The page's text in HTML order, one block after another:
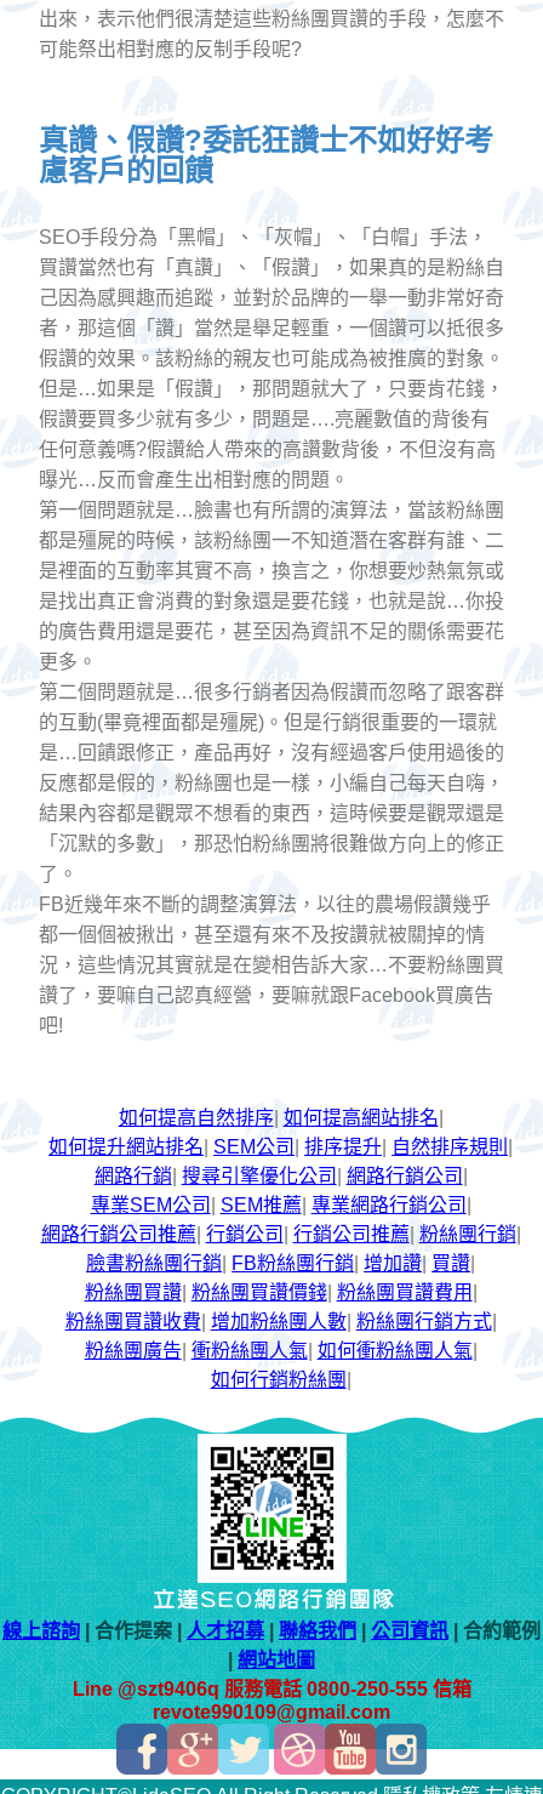
出來，表示他們很清楚這些粉絲團買讚的手段，怎麼不
可能祭出相對應的反制手段呢?
真讚、假讚?委託狂讚士不如好好考
慮客戶的回饋
SEO手段分為「黑帽」、「灰帽」、「白帽」手法，
買讚當然也有「真讚」、「假讚」，如果真的是粉絲自
己因為感興趣而追蹤，並對於品牌的一舉一動非常好奇
者，那這個「讚」當然是舉足輕重，一個讚可以抵很多
假讚的效果。該粉絲的親友也可能成為被推廣的對象。
但是…如果是「假讚」，那問題就大了，只要肯花錢，
假讚要買多少就有多少，問題是….亮麗數值的背後有
任何意義嗎?假讚給人帶來的高讚數背後，不但沒有高
曝光…反而會產生出相對應的問題。
第一個問題就是…臉書也有所謂的演算法，當該粉絲團
都是殭屍的時候，該粉絲團一不知道潛在客群有誰、二
是裡面的互動率其實不高，換言之，你想要炒熱氣氛或
是找出真正會消費的對象還是要花錢，也就是說…你投
的廣告費用還是要花，甚至因為資訊不足的關係需要花
更多。
第二個問題就是…很多行銷者因為假讚而忽略了跟客群
的互動(畢竟裡面都是殭屍)。但是行銷很重要的一環就
是…回饋跟修正，產品再好，沒有經過客戶使用過後的
反應都是假的，粉絲團也是一樣，小編自己每天自嗨，
結果內容都是觀眾不想看的東西，這時候要是觀眾還是
「沉默的多數」，那恐怕粉絲團將很難做方向上的修正
了。
FB近幾年來不斷的調整演算法，以往的農場假讚幾乎
都一個個被揪出，甚至還有來不及按讚就被關掉的情
況，這些情況其實就是在變相告訴大家…不要粉絲團買
讚了，要嘛自己認真經營，要嘛就跟Facebook買廣告
吧!
如何提高自然排序| 如何提高網站排名
如何提升網站排名 SEM公司 排序提升 自然排序規則
網路行銷 搜尋引擎優化公司 網路行銷公司
專業SEM公司
SEM推薦 專業網路行銷公司
網路行銷公司推薦 行銷公司 行銷公司推薦 粉絲團行銷
臉書粉絲團行銷
FB粉絲團行銷 增加讚 買讚
粉絲團買讚| 粉絲團買讚價錢| 粉絲團買讚費用
粉絲團買讚收費 增加粉絲團人數| 粉絲團行銷方式|
粉絲團廣告 衝粉絲團人氣| 如何衝粉絲團人氣|
如何行銷粉絲團
線上諮詢| 合作提案 |人才招募|聯絡我們|公司資訊| 合約範例
|網站地圖
Line @szt9406q 服務電話 0800-250-555 信箱
revote990109@gmail.com